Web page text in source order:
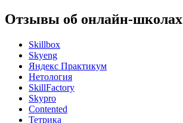
Отзывы об онлайн-школах
Skillbox
Skyeng
Яндекс Практикум
Нетология
SkillFactory
Skypro
Contented
Тетрика